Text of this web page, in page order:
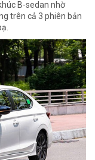
B-sedan nhờ
trên cả 3 phiên bản